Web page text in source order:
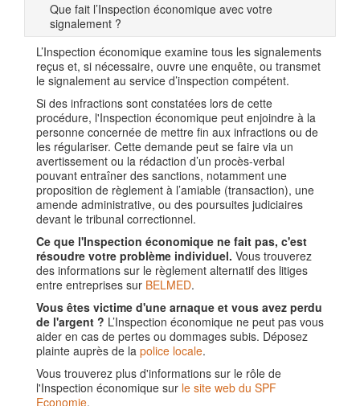
Que fait l’Inspection économique avec votre
signalement ?
L’Inspection économique examine tous les signalements
reçus et, si nécessaire, ouvre une enquête, ou transmet
le signalement au service d’inspection compétent.
Si des infractions sont constatées lors de cette
procédure, l'Inspection économique peut enjoindre à la
personne concernée de mettre fin aux infractions ou de
les régulariser. Cette demande peut se faire via un
avertissement ou la rédaction d’un procès-verbal
pouvant entraîner des sanctions, notamment une
proposition de règlement à l’amiable (transaction), une
amende administrative, ou des poursuites judiciaires
devant le tribunal correctionnel.
Ce que l'Inspection économique ne fait pas, c'est
résoudre votre problème individuel. Vous trouverez
des informations sur le règlement alternatif des litiges
entre entreprises sur BELMED.
Vous êtes victime d'une arnaque et vous avez perdu
de l'argent ? L’Inspection économique ne peut pas vous
aider en cas de pertes ou dommages subis. Déposez
plainte auprès de la police locale.
Vous trouverez plus d'informations sur le rôle de
l'Inspection économique sur le site web du SPF
Economie.